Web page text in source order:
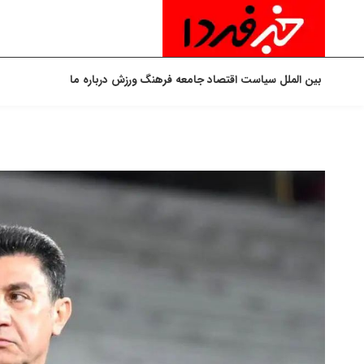
بین الملل سیاست اقتصادجامعه فرهنگورزش درباره ما